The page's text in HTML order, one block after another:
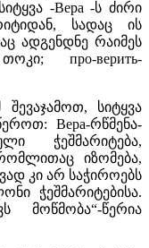
-Вера -ს ძირი
სადაც ის
ადგენდნე რაიმეს
про-верить-
სიტყვა
Вера-რწმენა-
ჭეშმარიტება,
იზომება,
კი არ საჭიროებს
ჭეშმარიტებისა.
მოწმობა“-წერია